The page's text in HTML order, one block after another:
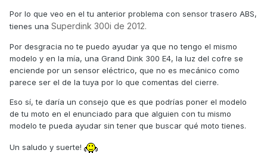
Por lo que veo en el tu anterior problema con sensor trasero ABS,
tienes una Superdink 300i de 2012.
Por desgracia no te puedo ayudar ya que no tengo el mismo
modelo y en la mía, una Grand Dink 300 E4, la luz del cofre se
enciende por un sensor eléctrico, que no es mecánico como
parece ser el de la tuya por lo que comentas del cierre.
Eso sí, te daría un consejo que es que podrías poner el modelo
de tu moto en el enunciado para que alguien con tu mismo
modelo te pueda ayudar sin tener que buscar qué moto tienes.
Un saludo y suerte!